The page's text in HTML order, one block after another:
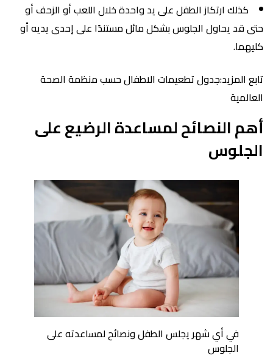
كذلك ارتكاز الطفل على يد واحدة خلال اللعب أو الزحف أو
حتى قد يحاول الجلوس بشكل مائل مستندًا على إحدى يديه أو
كليهما.
تابع المزيد:جدول تطعيمات الاطفال حسب منظمة الصحة
العالمية
أهم النصائح لمساعدة الرضيع على
الجلوس
في أي شهر يجلس الطفل ونصائح لمساعدته على
الجلوس